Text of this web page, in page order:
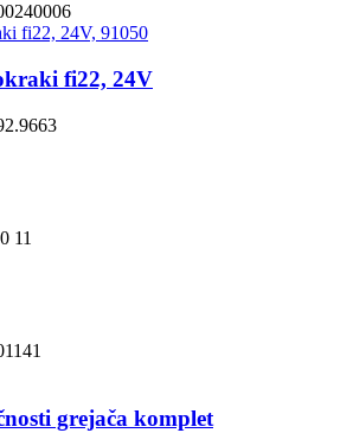
fi22, 24V
11
grejača komplet